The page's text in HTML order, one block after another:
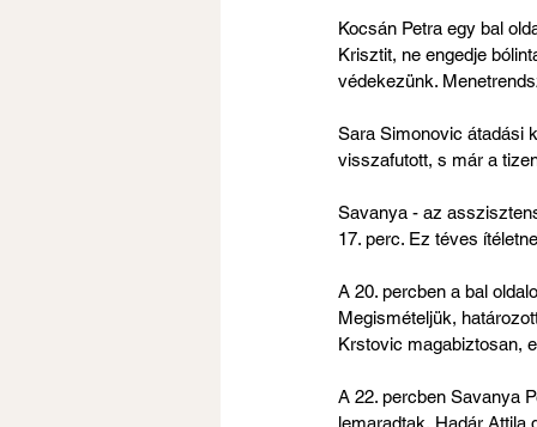
Kocsán Petra egy bal
Krisztit, ne engedje
védekezünk.
Sara Simonovic átadási
visszafutott, s már a
Savanya - az
17. perc. Ez téves
A 20. percben a bal
Megismételjük,
Krstovic magabiztosan,
A 22. percben Savanya